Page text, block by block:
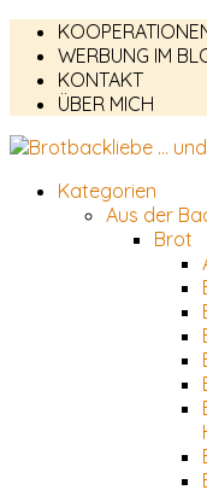
WERBUNG IM
KONTAKT
ÜBER MICH
Kategorien
Aus der
Brot